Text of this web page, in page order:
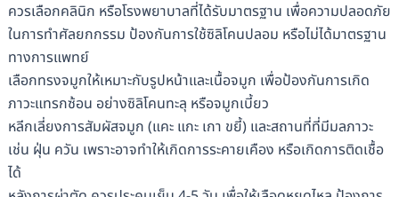
ควรเลือกคลินิก หรือโรงพยาบาลที่ได้รับมาตรฐาน เพื่อความปลอดภัย
ในการทำศัลยกกรรม ป้องกันการใช้ซิลิโคนปลอม หรือไม่ได้มาตรฐาน
ทางการแพทย์
เลือกทรงจมูกให้เหมาะกับรูปหน้าและเนื้อจมูก เพื่อป้องกันการเกิด
ภาวะแทรกซ้อน อย่างซิลิโคนทะลุ หรือจมูกเบี้ยว
หลีกเลี่ยงการสัมผัสจมูก (แคะ แกะ เกา ขยี้) และสถานที่ที่มีมลภาวะ
เช่น ฝุ่น ควัน เพราะอาจทำให้เกิดการระคายเคือง หรือเกิดการติดเชื้อ
ได้